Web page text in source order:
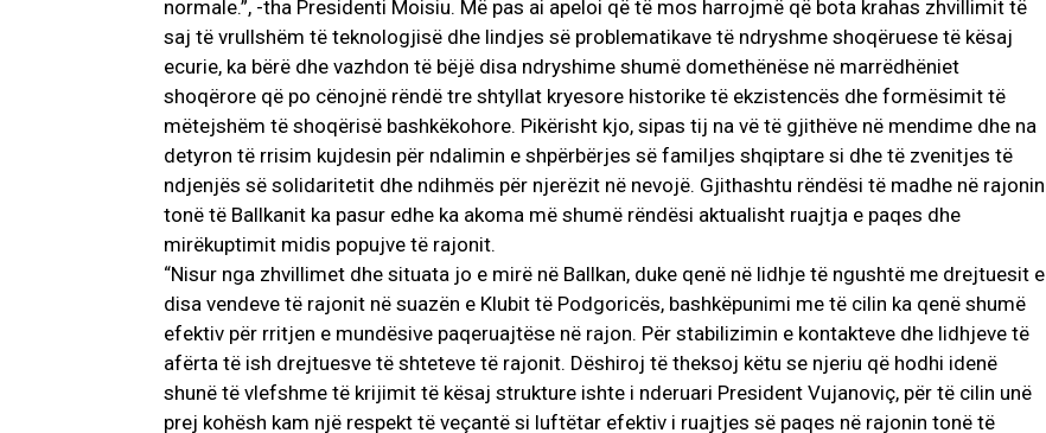
normale.”, -tha Presidenti Moisiu. Më pas ai apeloi që të mos harrojmë që bota krahas zhvillimit të
saj të vrullshëm të teknologjisë dhe lindjes së problematikave të ndryshme shoqëruese të kësaj
ecurie, ka bërë dhe vazhdon të bëjë disa ndryshime shumë domethënëse në marrëdhëniet
shoqërore që po cënojnë rëndë tre shtyllat kryesore historike të ekzistencës dhe formësimit të
mëtejshëm të shoqërisë bashkëkohore. Pikërisht kjo, sipas tij na vë të gjithëve në mendime dhe na
detyron të rrisim kujdesin për ndalimin e shpërbërjes së familjes shqiptare si dhe të zvenitjes të
ndjenjës së solidaritetit dhe ndihmës për njerëzit në nevojë. Gjithashtu rëndësi të madhe në rajonin
tonë të Ballkanit ka pasur edhe ka akoma më shumë rëndësi aktualisht ruajtja e paqes dhe
mirëkuptimit midis popujve të rajonit.
“Nisur nga zhvillimet dhe situata jo e mirë në Ballkan, duke qenë në lidhje të ngushtë me drejtuesit e
disa vendeve të rajonit në suazën e Klubit të Podgoricës, bashkëpunimi me të cilin ka qenë shumë
efektiv për rritjen e mundësive paqeruajtëse në rajon. Për stabilizimin e kontakteve dhe lidhjeve të
afërta të ish drejtuesve të shteteve të rajonit. Dëshiroj të theksoj këtu se njeriu që hodhi idenë
shunë të vlefshme të krijimit të kësaj strukture ishte i nderuari President Vujanoviç, për të cilin unë
prej kohësh kam një respekt të veçantë si luftëtar efektiv i ruajtjes së paqes në rajonin tonë të